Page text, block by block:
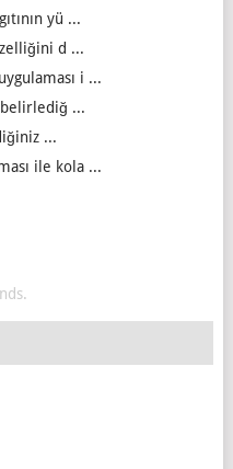
yü ...
d ...
i ...
...
...
ile kola ...